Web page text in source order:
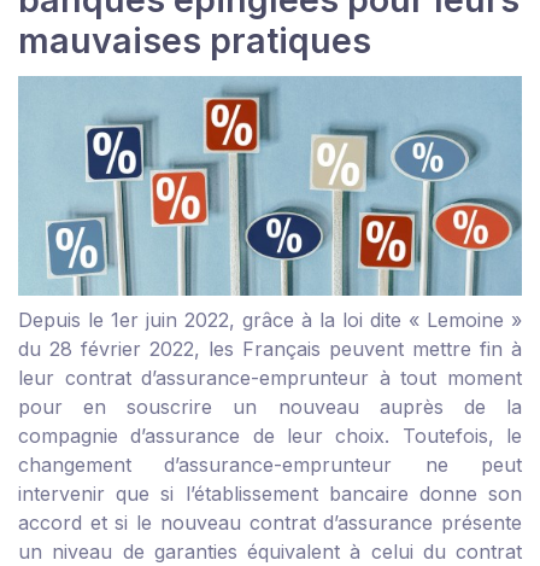
mauvaises pratiques
Depuis le 1er juin 2022, grâce à la loi dite « Lemoine »
du 28 février 2022, les Français peuvent mettre fin à
leur contrat d’assurance-emprunteur à tout moment
pour en souscrire un nouveau auprès de la
compagnie d’assurance de leur choix. Toutefois, le
changement d’assurance-emprunteur ne peut
intervenir que si l’établissement bancaire donne son
accord et si le nouveau contrat d’assurance présente
un niveau de garanties équivalent à celui du contrat